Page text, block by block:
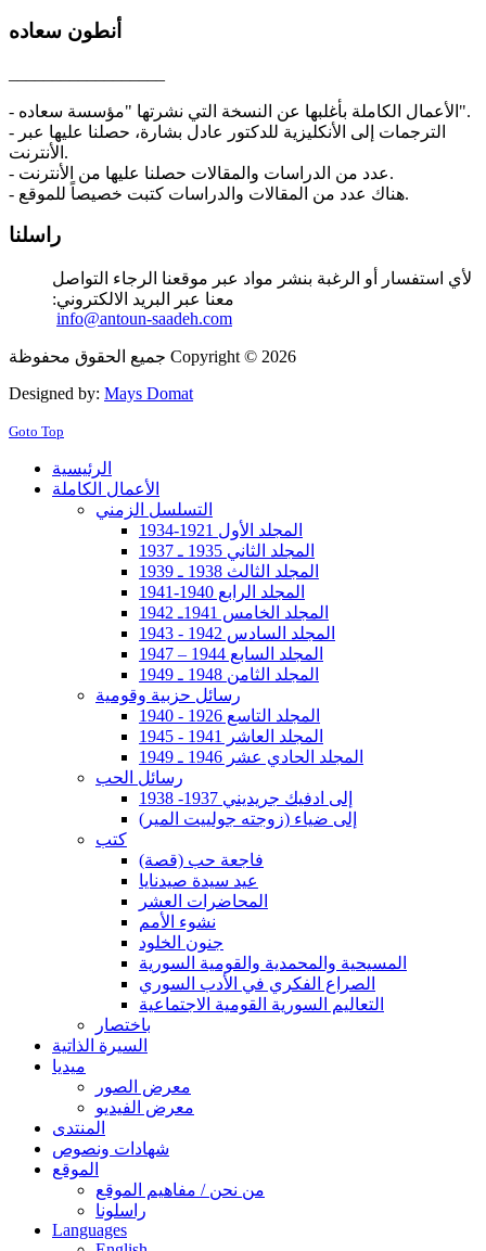
أنطون سعاده
- الأعمال الكاملة بأغلبها عن النسخة التي نشرتها "مؤسسة سعاده".
- الترجمات إلى الأنكليزية للدكتور عادل بشارة، حصلنا عليها عبر
الأنترنت.
- عدد من الدراسات والمقالات حصلنا عليها من الأنترنت.
- هناك عدد من المقالات والدراسات كتبت خصيصاً للموقع.
راسلنا
لأي استفسار أو الرغبة بنشر مواد عبر موقعنا الرجاء التواصل
معنا عبر البريد الالكتروني:
info@antoun-saadeh.com
جميع الحقوق محفوظة Copyright © 2026
Designed by: Mays Domat
Goto Top
الرئيسية
الأعمال الكاملة
التسلسل الزمني
المجلد الأول 1921-1934
المجلد الثاني 1935 ـ 1937
المجلد الثالث 1938 ـ 1939
المجلد الرابع 1940-1941
المجلد الخامس 1941ـ 1942
المجلد السادس 1942 - 1943
المجلد السابع 1944 – 1947
المجلد الثامن 1948 ـ 1949
رسائل حزبية وقومية
المجلد التاسع 1926 - 1940
المجلد العاشر 1941 - 1945
المجلد الحادي عشر 1946 ـ 1949
رسائل الحب
إلى ادفيك جريديني 1937- 1938
إلى ضياء (زوجته جولييت المير)
كتب
فاجعة حب (قصة)
عيد سيدة صيدنايا
المحاضرات العشر
نشوء الأمم
جنون الخلود
المسيحية والمحمدية والقومية السورية
الصراع الفكري في الأدب السوري
التعاليم السورية القومية الاجتماعية
باختصار
السيرة الذاتية
ميديا
معرض الصور
معرض الفيديو
المنتدى
شهادات ونصوص
الموقع
من نحن / مفاهيم الموقع
راسلونا
Languages